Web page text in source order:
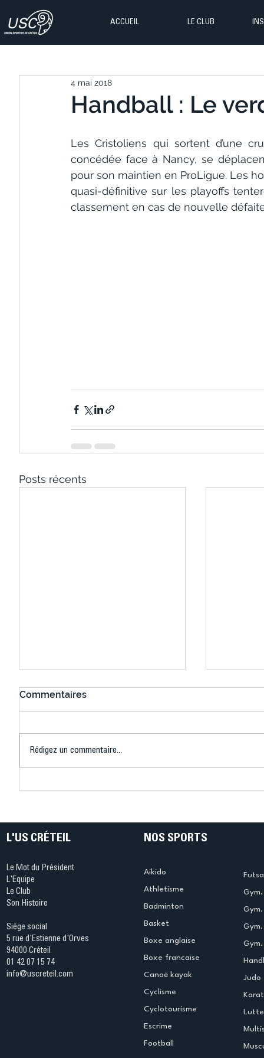
ACCUEIL LE CLUB
Handball : Le
4 mai 2018
Les Cristoliens qui sortent d’une
concédée face à Nancy, se
pour son maintien en ProLigue. Les
quasi-définitive sur les playoffs
classement en cas de nouvelle
Posts récents
Ping ? Quand le tennis de
termine
Commentaires
Rédigez un commentaire...
L'US CRÉTEIL
Le Mot du Président
L'Equipe
Le Club
Son Histoire
Siège social
5 rue d'Estienne d'Orves
94000 Créteil
01 42 07 15 74
info@uscreteil.com
NOS SPORTS
Aikido
Athletisme
Badminton
Basket
Boxe anglaise
Boxe francaise
Canoë kayak
Cyclisme
Cyclotourisme
Escrime
Football
Judo
Lutte